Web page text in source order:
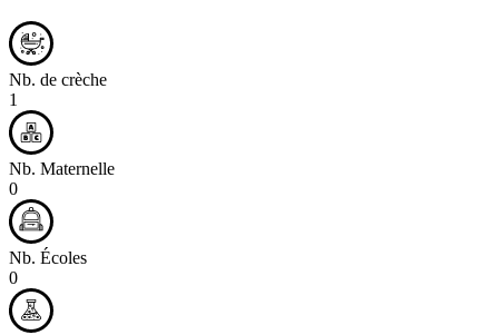
Nb. de crèche
1
Nb. Maternelle
0
Nb. Écoles
0